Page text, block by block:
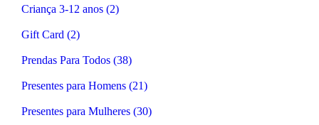
Criança 3-12 anos (2)
Gift Card (2)
Prendas Para Todos (38)
Presentes para Homens (21)
Presentes para Mulheres (30)